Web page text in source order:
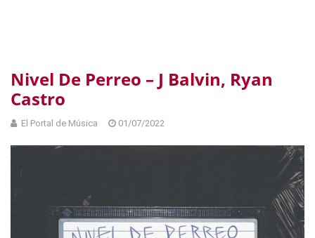
Nivel De Perreo – J Balvin, Ryan
Castro
El Portal de Música 01/07/2022